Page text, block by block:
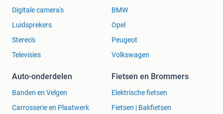
Digitale camera's
Luidsprekers
Stereo's
Televisies
BMW
Opel
Peugeot
Volkswagen
Auto-onderdelen
Banden en Velgen
Carrosserie en Plaatwerk
Fietsen en Brommers
Elektrische fietsen
Fietsen | Bakfietsen